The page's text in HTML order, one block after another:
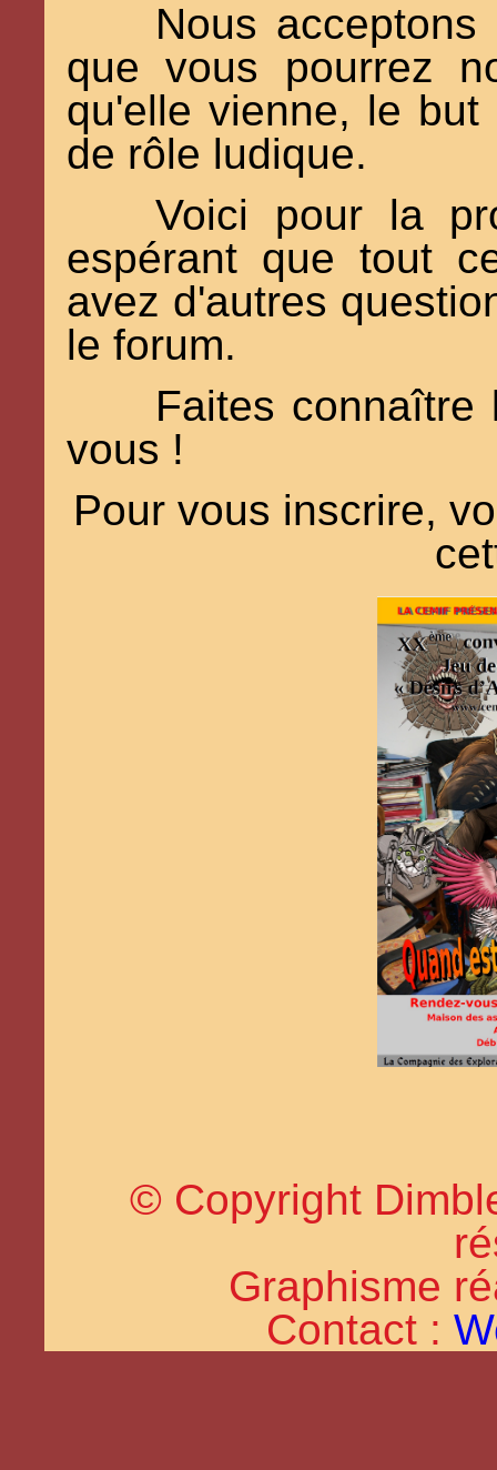
Nous
que vous pourrez
qu'elle vienne, le
de rôle ludique.
Voici pour la
espérant que tout
avez d'autres
le forum.
Faites connaître
vous !
Pour vous inscrire,
© Copyright
Graphisme
Contact :